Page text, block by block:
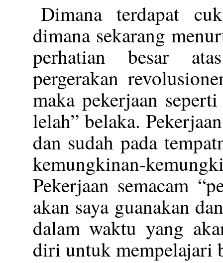
Dimana terdapat
dimana sekarang
perhatian besar
pergerakan
maka pekerjaan
lelah” belaka.
dan sudah pada
kemungkinan-
Pekerjaan semacam
akan saya guanakan
dalam waktu yang
diri untuk mempelajari